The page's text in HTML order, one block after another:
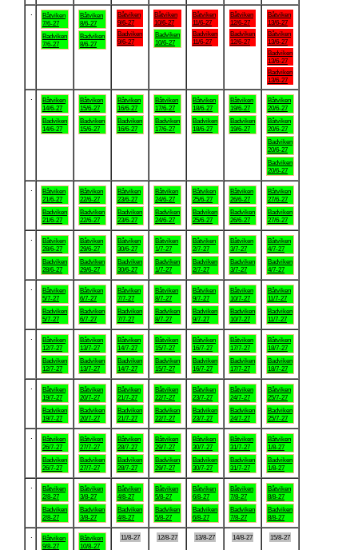
Båtviken
7/6-27
Badviken
7/6-27
Båtviken
8/6-27
Badviken
8/6-27
Båtviken
9/6-27
Badviken
9/6-27
Båtviken
10/6-27
Badviken
10/6-27
Båtviken
11/6-27
Badviken
11/6-27
Båtviken
12/6-27
Badviken
12/6-27
Båtviken
13/6-27
Båtviken
13/6-27
Badviken
13/6-27
Badviken
13/6-27
Båtviken
14/6-27
Badviken
14/6-27
Båtviken
15/6-27
Badviken
15/6-27
Båtviken
16/6-27
Badviken
16/6-27
Båtviken
17/6-27
Badviken
17/6-27
Båtviken
18/6-27
Badviken
18/6-27
Båtviken
19/6-27
Badviken
19/6-27
Båtviken
20/6-27
Båtviken
20/6-27
Badviken
20/6-27
Badviken
20/6-27
Båtviken
21/6-27
Badviken
21/6-27
Båtviken
22/6-27
Badviken
22/6-27
Båtviken
23/6-27
Badviken
23/6-27
Båtviken
24/6-27
Badviken
24/6-27
Båtviken
25/6-27
Badviken
25/6-27
Båtviken
26/6-27
Badviken
26/6-27
Båtviken
27/6-27
Badviken
27/6-27
Båtviken
28/6-27
Badviken
28/6-27
Båtviken
29/6-27
Badviken
29/6-27
Båtviken
30/6-27
Badviken
30/6-27
Båtviken
1/7-27
Badviken
1/7-27
Båtviken
2/7-27
Badviken
2/7-27
Båtviken
3/7-27
Badviken
3/7-27
Båtviken
4/7-27
Badviken
4/7-27
Båtviken
5/7-27
Badviken
5/7-27
Båtviken
6/7-27
Badviken
6/7-27
Båtviken
7/7-27
Badviken
7/7-27
Båtviken
8/7-27
Badviken
8/7-27
Båtviken
9/7-27
Badviken
9/7-27
Båtviken
10/7-27
Badviken
10/7-27
Båtviken
11/7-27
Badviken
11/7-27
Båtviken
12/7-27
Badviken
12/7-27
Båtviken
13/7-27
Badviken
13/7-27
Båtviken
14/7-27
Badviken
14/7-27
Båtviken
15/7-27
Badviken
15/7-27
Båtviken
16/7-27
Badviken
16/7-27
Båtviken
17/7-27
Badviken
17/7-27
Båtviken
18/7-27
Badviken
18/7-27
Båtviken
19/7-27
Badviken
19/7-27
Båtviken
20/7-27
Badviken
20/7-27
Båtviken
21/7-27
Badviken
21/7-27
Båtviken
22/7-27
Badviken
22/7-27
Båtviken
23/7-27
Badviken
23/7-27
Båtviken
24/7-27
Badviken
24/7-27
Båtviken
25/7-27
Badviken
25/7-27
Båtviken
26/7-27
Badviken
26/7-27
Båtviken
27/7-27
Badviken
27/7-27
Båtviken
28/7-27
Badviken
28/7-27
Båtviken
29/7-27
Badviken
29/7-27
Båtviken
30/7-27
Badviken
30/7-27
Båtviken
31/7-27
Badviken
31/7-27
Båtviken
1/8-27
Badviken
1/8-27
Båtviken
2/8-27
Badviken
2/8-27
Båtviken
3/8-27
Badviken
3/8-27
Båtviken
4/8-27
Badviken
4/8-27
Båtviken
5/8-27
Badviken
5/8-27
Båtviken
6/8-27
Badviken
6/8-27
Båtviken
7/8-27
Badviken
7/8-27
Båtviken
8/8-27
Badviken
8/8-27
Båtviken
9/8-27
Båtviken
10/8-27
11/8-27 12/8-27 13/8-27 14/8-27 15/8-27